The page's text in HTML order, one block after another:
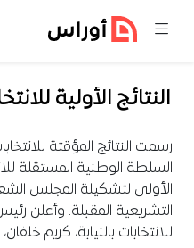
النتائج الأولية
رسمت النتائج المؤقتة
السلطة الوطنية المستقلة
الأولى لتشكيلة المجلس
التشريعية المقبلة. وأعلن
للانتخابات بالنيابة، كريم